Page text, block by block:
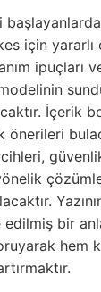
için
ipuçları
İçerik
bir
hem